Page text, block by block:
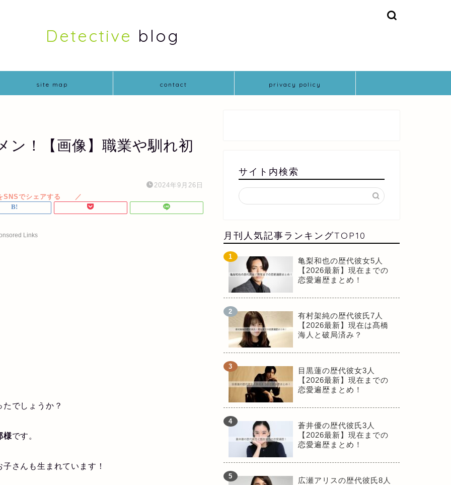
Detective blog
site map contact privacy policy
ン！【画像】職業や馴れ初
2024年9月26日
Links
でしょうか？
様です。
さんも生まれています！
サイト内検索
月刊人気記事ランキングTOP10
亀梨和也の歴代彼女5人
【2026最新】現在までの
恋愛遍歴まとめ！
有村架純の歴代彼氏7人
【2026最新】現在は髙橋
海人と破局済み？
目黒蓮の歴代彼女3人
【2026最新】現在までの
恋愛遍歴まとめ！
蒼井優の歴代彼氏3人
【2026最新】現在までの
恋愛遍歴まとめ！
広瀬アリスの歴代彼氏8人